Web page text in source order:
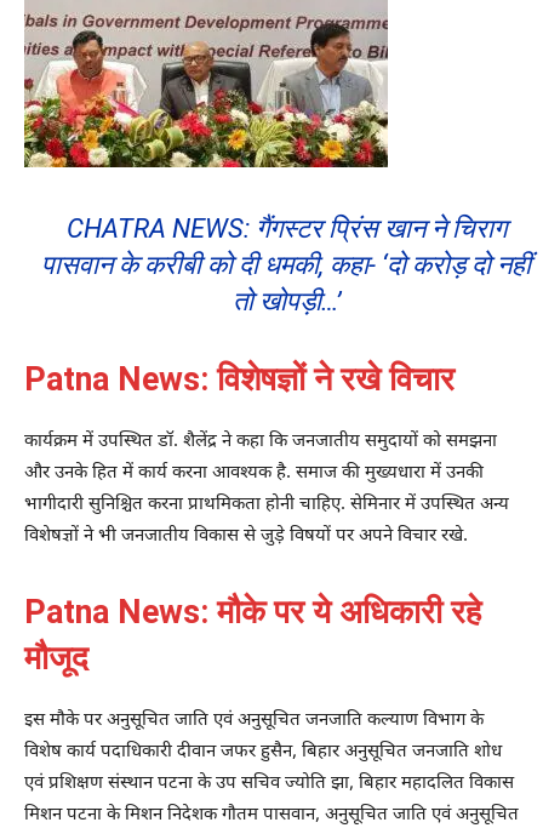
CHATRA NEWS: गैंगस्टर प्रिंस खान ने चिराग
पासवान के करीबी को दी धमकी, कहा- ‘दो करोड़ दो नहीं
तो खोपड़ी…’
Patna News: विशेषज्ञों ने रखे विचार
कार्यक्रम में उपस्थित डॉ. शैलेंद्र ने कहा कि जनजातीय समुदायों को समझना
और उनके हित में कार्य करना आवश्यक है. समाज की मुख्यधारा में उनकी
भागीदारी सुनिश्चित करना प्राथमिकता होनी चाहिए. सेमिनार में उपस्थित अन्य
विशेषज्ञों ने भी जनजातीय विकास से जुड़े विषयों पर अपने विचार रखे.
Patna News: मौके पर ये अधिकारी रहे
मौजूद
इस मौके पर अनुसूचित जाति एवं अनुसूचित जनजाति कल्याण विभाग के
विशेष कार्य पदाधिकारी दीवान जफर हुसैन, बिहार अनुसूचित जनजाति शोध
एवं प्रशिक्षण संस्थान पटना के उप सचिव ज्योति झा, बिहार महादलित विकास
मिशन पटना के मिशन निदेशक गौतम पासवान, अनुसूचित जाति एवं अनुसूचित